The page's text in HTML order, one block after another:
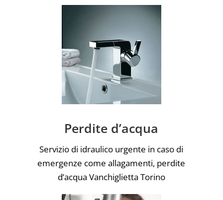
Perdite d’acqua
Servizio di idraulico urgente in caso di
emergenze come allagamenti, perdite
d’acqua Vanchiglietta Torino